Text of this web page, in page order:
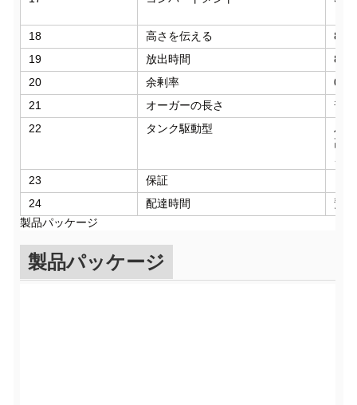
18
高さを伝える
8m
19
放出時間
800
20
余剰率
21
オーガーの長さ
普
22
タンク駆動型
ハ
高
23
保証
24
配達時間
預
製品パッケージ
製品パッケージ